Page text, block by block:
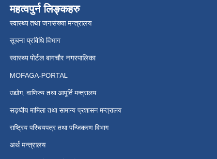
महत्वपुर्न लिङ्कहरु
स्वास्थ्य तथा जनसंख्या मन्त्रालय
सूचना प्रविधि विभाग
स्वास्थ्य पोर्टल बागचौर नगरपालिका
MOFAGA-PORTAL
उद्योग, वाणिज्य तथा आपूर्ति मन्त्रालय
सङ्घीय मामिला तथा सामान्य प्रशासन मन्त्रालय
राष्ट्रिय परिचयपत्र तथा पन्जिकरण विभाग
अर्थ मन्त्रालय